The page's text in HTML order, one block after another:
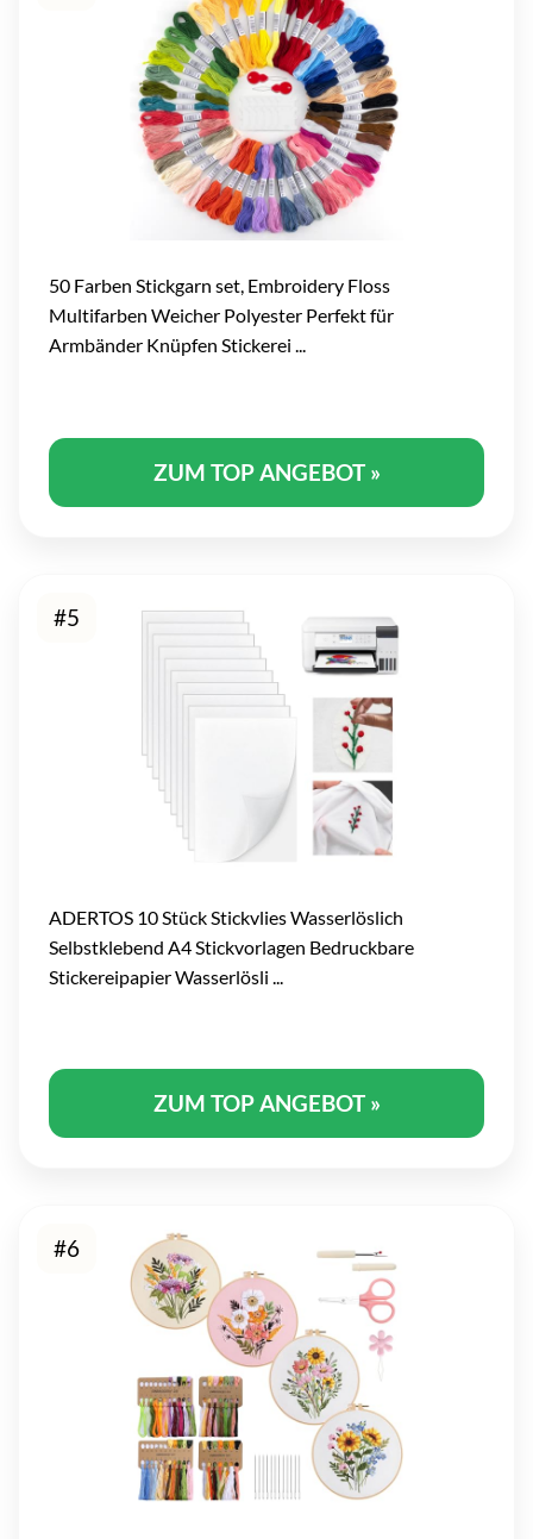
50 Farben Stickgarn set, Embroidery Floss
Multifarben Weicher Polyester Perfekt für
Armbänder Knüpfen Stickerei ...
ZUM TOP ANGEBOT »
#5
ADERTOS 10 Stück Stickvlies Wasserlöslich
Selbstklebend A4 Stickvorlagen Bedruckbare
Stickereipapier Wasserlösli ...
ZUM TOP ANGEBOT »
#6